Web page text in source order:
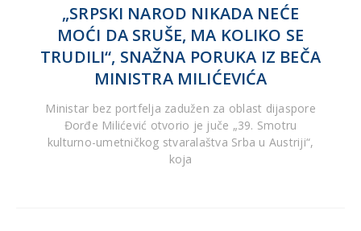
„SRPSKI NAROD NIKADA NEĆE
MOĆI DA SRUŠE, MA KOLIKO SE
TRUDILI“, SNAŽNA PORUKA IZ BEČA
MINISTRA MILIĆEVIĆA
Ministar bez portfelja zadužen za oblast dijaspore
Đorđe Milićević otvorio je juče „39. Smotru
kulturno-umetničkog stvaralaštva Srba u Austriji“,
koja